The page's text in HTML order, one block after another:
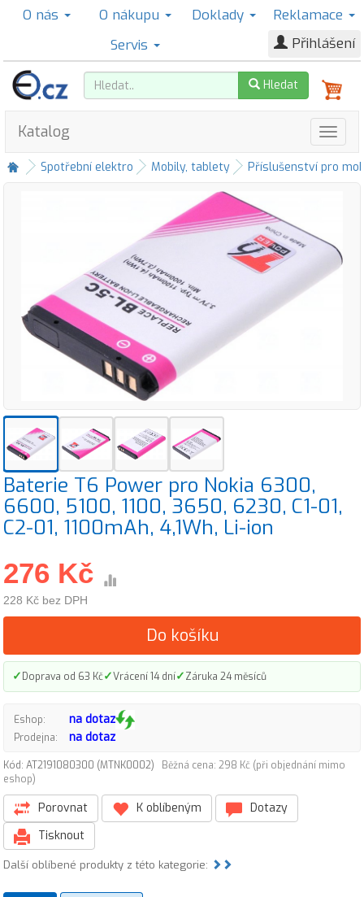
O nás O nákupu Doklady
Reklamace
Servis
Přihlášení
Hledat
Katalog
Spotřební elektro Mobily, tablety Příslušenství pro
Baterie T6 Power pro Nokia 6300,
6600, 5100, 1100, 3650, 6230, C1-01,
C2-01, 1100mAh, 4,1Wh, Li-ion
276 Kč
228 Kč bez DPH
Do košíku
✓Doprava od 63 Kč✓Vrácení 14 dní✓Záruka 24 měsíců
Eshop: na dotaz
Prodejna: na dotaz
Kód: AT2191080300 (MTNK0002)
Běžná cena: 298 Kč (při objednání mimo
eshop)
Porovnat K oblíbeným
Dotazy
Tisknout
Další oblíbené produkty z této kategorie: